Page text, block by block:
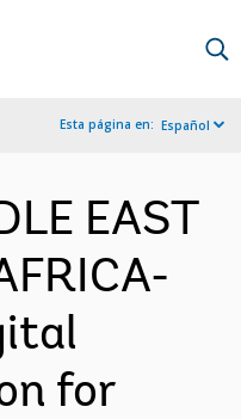
Esta página en: Español
EAST
for